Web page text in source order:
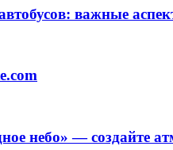
важные
небо» — создайте